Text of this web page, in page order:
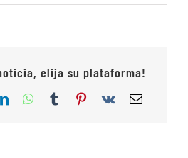
elija su plataforma!
LinkedInWhatsApp
TumblrPinterest
Vk
Correo